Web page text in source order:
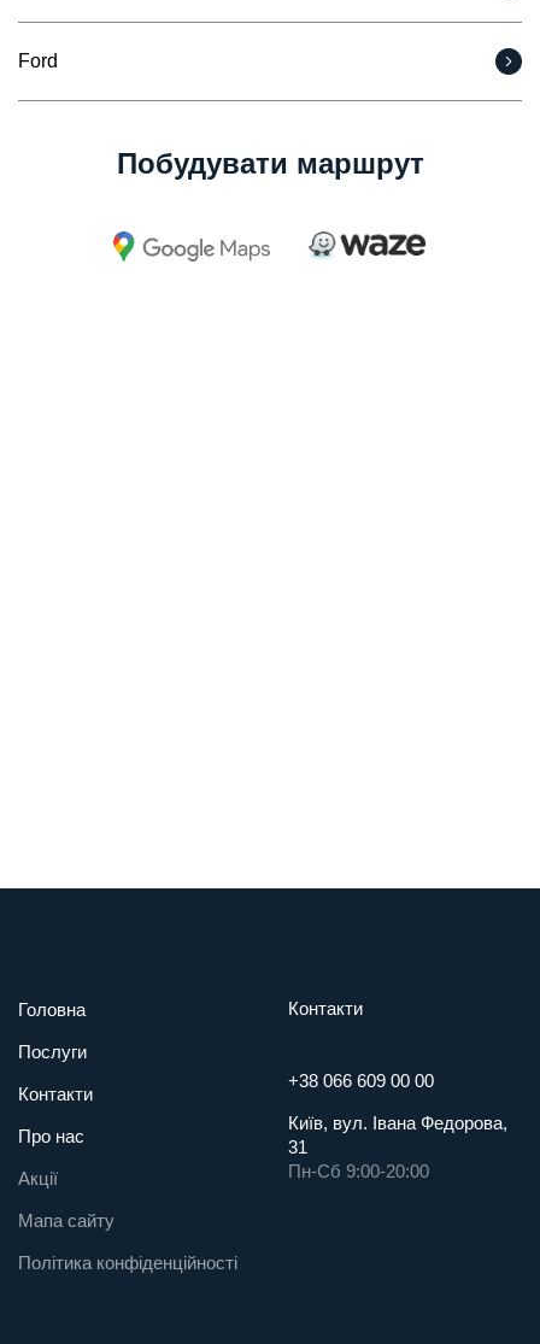
Ford
Побудувати маршрут
Головна
Послуги
Контакти
Про нас
Акції
Мапа сайту
Політика конфіденційності
Контакти
+38 066 609 00 00
Київ, вул. Івана Федорова,
31
Пн-Сб 9:00-20:00